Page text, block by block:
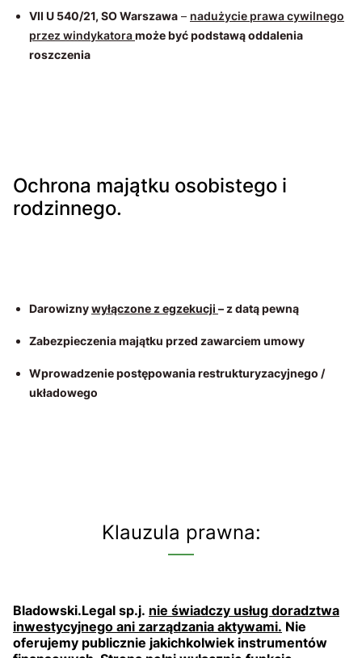
VII U 540/21, SO Warszawa – nadużycie prawa cywilnego
przez windykatoramoże być podstawą oddalenia
roszczenia
Ochrona majątku osobistego i
rodzinnego.
Darowiznywyłączone z egzekucji – z datą pewną
Zabezpieczenia majątku przed zawarciem umowy
Wprowadzenie postępowania restrukturyzacyjnego /
układowego
Klauzula prawna:
Bladowski.Legal sp.j. nie świadczy usług doradztwa
inwestycyjnego ani zarządzania aktywami. Nie
oferujemy publicznie jakichkolwiek instrumentów